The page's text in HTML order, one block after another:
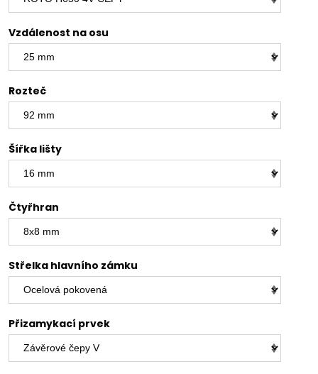
Vzdálenost na osu
Rozteč
Šířka lišty
Čtyřhran
Střelka hlavního zámku
Přizamykací prvek